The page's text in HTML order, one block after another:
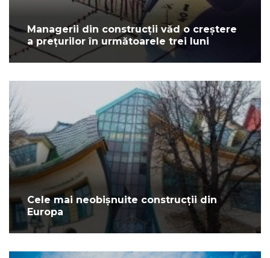
Managerii din construcții văd o creștere
a prețurilor în următoarele trei luni
Cele mai neobișnuite construcții din
Europa